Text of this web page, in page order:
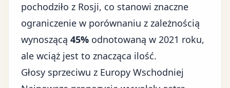
pochodziło z Rosji, co stanowi znaczne
ograniczenie w porównaniu z zależnością
wynoszącą 45% odnotowaną w 2021 roku,
ale wciąż jest to znacząca ilość.
Głosy sprzeciwu z Europy Wschodniej